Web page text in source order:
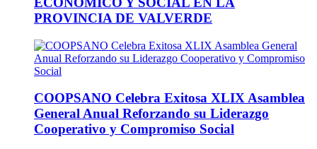
PROVINCIA DE VALVERDE
COOPSANO Celebra Exitosa XLIX Asamblea
General Anual Reforzando su Liderazgo
Cooperativo y Compromiso Social